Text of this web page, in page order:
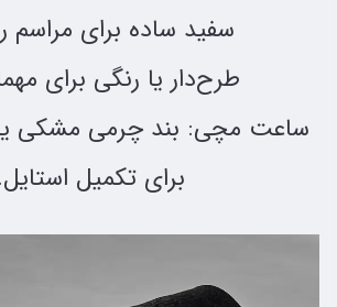
سفید ساده برای مراسم
طرح‌دار یا رنگی برای
ساعت مچی: بند چرمی مشکی یا
برای تکمیل استایل.